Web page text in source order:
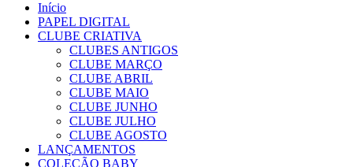
Início
PAPEL DIGITAL
CLUBE CRIATIVA
CLUBES ANTIGOS
CLUBE MARÇO
CLUBE ABRIL
CLUBE MAIO
CLUBE JUNHO
CLUBE JULHO
CLUBE AGOSTO
LANÇAMENTOS
COLEÇÃO BABY